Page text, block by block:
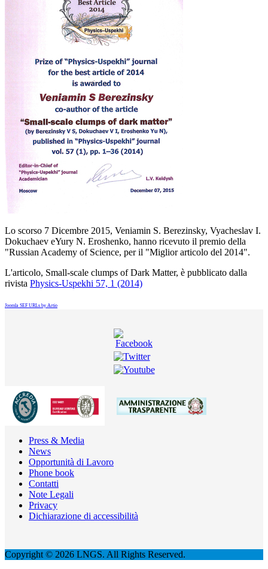
Lo scorso 7 Dicembre 2015, Veniamin S. Berezinsky, Vyacheslav I.
Dokuchaev eYury N. Eroshenko, hanno ricevuto il premio della
"Russian Academy of Science, per il "Miglior articolo del 2014".
L'articolo, Small-scale clumps of Dark Matter, è pubblicato dalla
rivista Physics-Uspekhi 57, 1 (2014)
Joomla SEF URLs by Artio
Press & Media
News
Opportunità di Lavoro
Phone book
Contatti
Note Legali
Privacy
Dichiarazione di accessibilità
Copyright © 2026 LNGS. All Rights Reserved.